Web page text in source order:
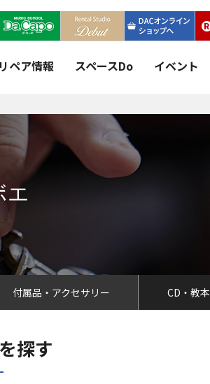
リペア情報 スペースDo イベント
エ
付属品・アクセサリー CD・教本
探す